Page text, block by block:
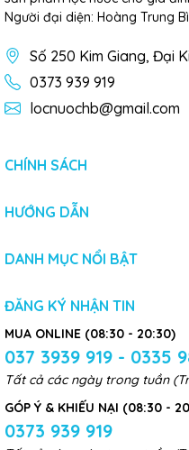
Người đại diện: Hoàng Trung
Số 250 Kim Giang, Đại
0373 939 919
locnuochb@gmail.com
CHÍNH SÁCH
HƯỚNG DẪN
DANH MỤC NỔI BẬT
ĐĂNG KÝ NHẬN TIN
MUA ONLINE (08:30 - 20:30)
037 3939 919 - 0335
Tất cả các ngày trong tuần
GÓP Ý & KHIẾU NẠI (08:30 -
0373 939 919